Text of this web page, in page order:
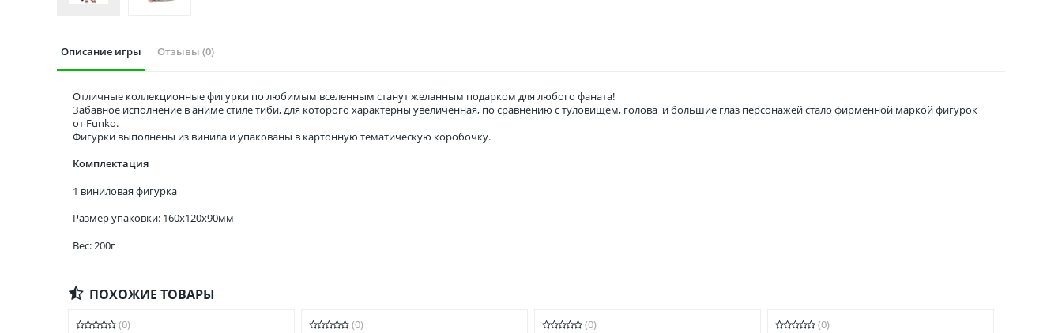
Описание игры Отзывы (0)
Отличные коллекционные фигурки по любимым вселенным станут желанным подарком для любого фаната!
Забавное исполнение в аниме стиле тиби, для которого характерны увеличенная, по сравнению с туловищем, голова и большие глаз персонажей стало фирменной маркой фигурок
от Funko.
Фигурки выполнены из винила и упакованы в картонную тематическую коробочку.
Комплектация
1 виниловая фигурка
Размер упаковки: 160x120x90мм
Вес: 200г
ПОХОЖИЕ ТОВАРЫ
(0) (0) (0) (0)